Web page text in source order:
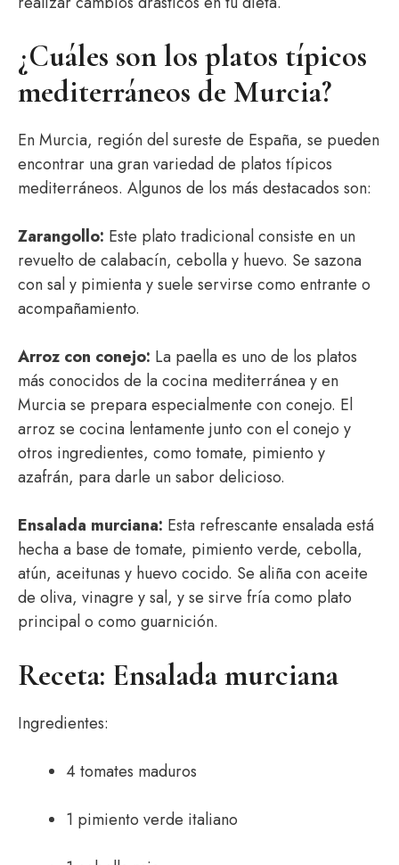
¿Cuáles son los platos típicos
mediterráneos de Murcia?
En Murcia, región del sureste de España, se pueden
encontrar una gran variedad de platos típicos
mediterráneos. Algunos de los más destacados son:
Zarangollo: Este plato tradicional consiste en un
revuelto de calabacín, cebolla y huevo. Se sazona
con sal y pimienta y suele servirse como entrante o
acompañamiento.
Arroz con conejo: La paella es uno de los platos
más conocidos de la cocina mediterránea y en
Murcia se prepara especialmente con conejo. El
arroz se cocina lentamente junto con el conejo y
otros ingredientes, como tomate, pimiento y
azafrán, para darle un sabor delicioso.
Ensalada murciana: Esta refrescante ensalada está
hecha a base de tomate, pimiento verde, cebolla,
atún, aceitunas y huevo cocido. Se aliña con aceite
de oliva, vinagre y sal, y se sirve fría como plato
principal o como guarnición.
Receta: Ensalada murciana
Ingredientes:
4 tomates maduros
1 pimiento verde italiano